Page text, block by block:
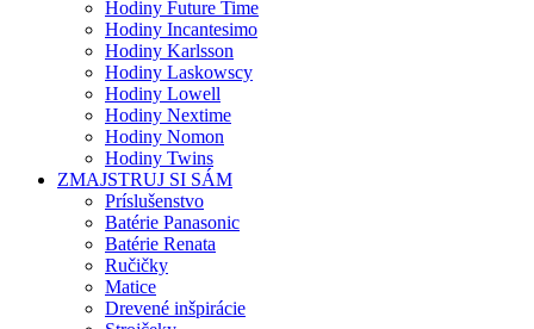
Hodiny Future Time
Hodiny Incantesimo
Hodiny Karlsson
Hodiny Laskowscy
Hodiny Lowell
Hodiny Nextime
Hodiny Nomon
Hodiny Twins
ZMAJSTRUJ SI SÁM
Príslušenstvo
Batérie Panasonic
Batérie Renata
Ručičky
Matice
Drevené inšpirácie